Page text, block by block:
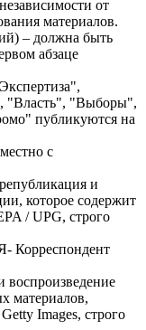
от
материалов.
– должна быть
абзаце
"Власть", "Выборы",
публикуются на
с
и
которое содержит
/ UPG, строго
Корреспондент
воспроизведение
материалов,
Images, строго